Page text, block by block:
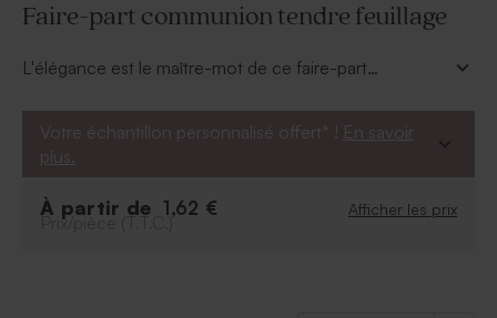
Faire-part communion tendre feuillage
L'élégance est le maître-mot de ce faire-part
parfaire sa finition, le prénom de votre enfant et la date
de communion sont recouverts d'une dorure.
Votre échantillon personnalisé offert* ! En savoir
plus.
À partir de 1,62 € Afficher les prix
Prix/pièce (T.T.C.)